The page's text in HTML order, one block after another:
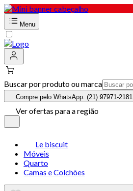
Menu
Buscar por produto ou marca
Compre pelo WhatsApp: (21) 97971-2181
Ver ofertas para a região
Le biscuit
Móveis
Quarto
Camas e Colchões